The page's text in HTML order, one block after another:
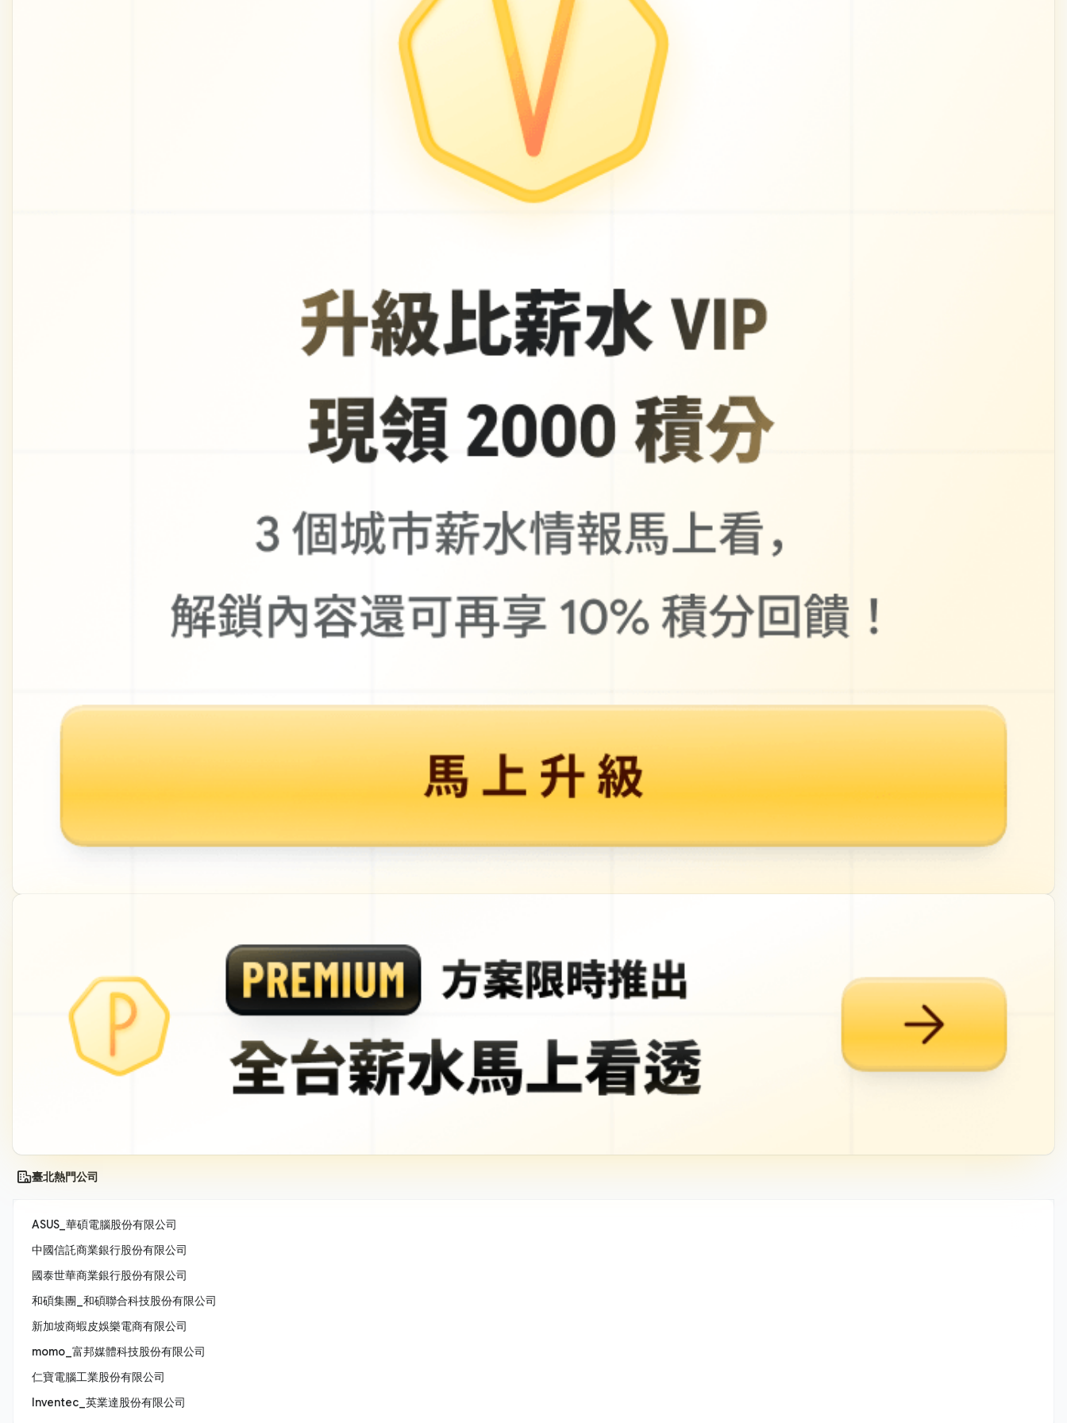
臺北熱門公司
ASUS_華碩電腦股份有限公司
中國信託商業銀行股份有限公司
國泰世華商業銀行股份有限公司
和碩集團_和碩聯合科技股份有限公司
新加坡商蝦皮娛樂電商有限公司
momo_富邦媒體科技股份有限公司
仁寶電腦工業股份有限公司
Inventec_英業達股份有限公司